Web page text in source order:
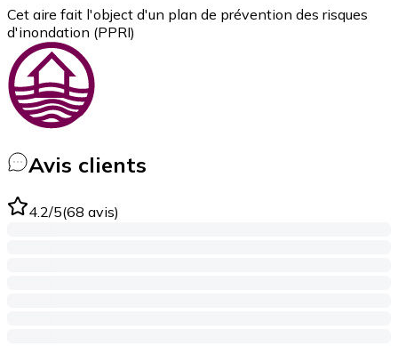
Cet aire fait l'object d'un plan de prévention des risques
d'inondation (PPRI)
Avis clients
4.2/5(68 avis)